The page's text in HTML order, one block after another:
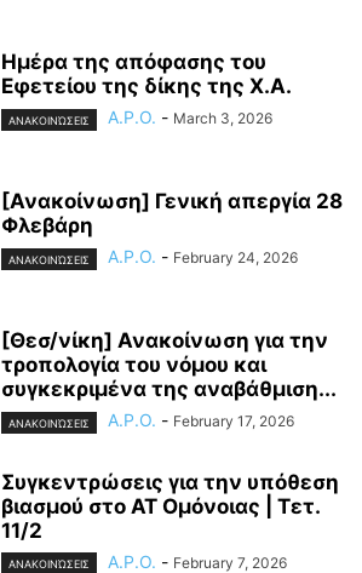
Ημέρα της απόφασης του
Εφετείου της δίκης της Χ.Α.
ΑΝΑΚΟΙΝΏΣΕΙΣ A.P.O. - March 3, 2026
[Ανακοίνωση] Γενική απεργία 28
Φλεβάρη
ΑΝΑΚΟΙΝΏΣΕΙΣ A.P.O. - February 24, 2026
[Θεσ/νίκη] Ανακοίνωση για την
τροπολογία του νόμου και
συγκεκριμένα της αναβάθμιση...
ΑΝΑΚΟΙΝΏΣΕΙΣ A.P.O. - February 17, 2026
Συγκεντρώσεις για την υπόθεση
βιασμού στο ΑΤ Ομόνοιας | Τετ.
11/2
ΑΝΑΚΟΙΝΏΣΕΙΣ A.P.O. - February 7, 2026